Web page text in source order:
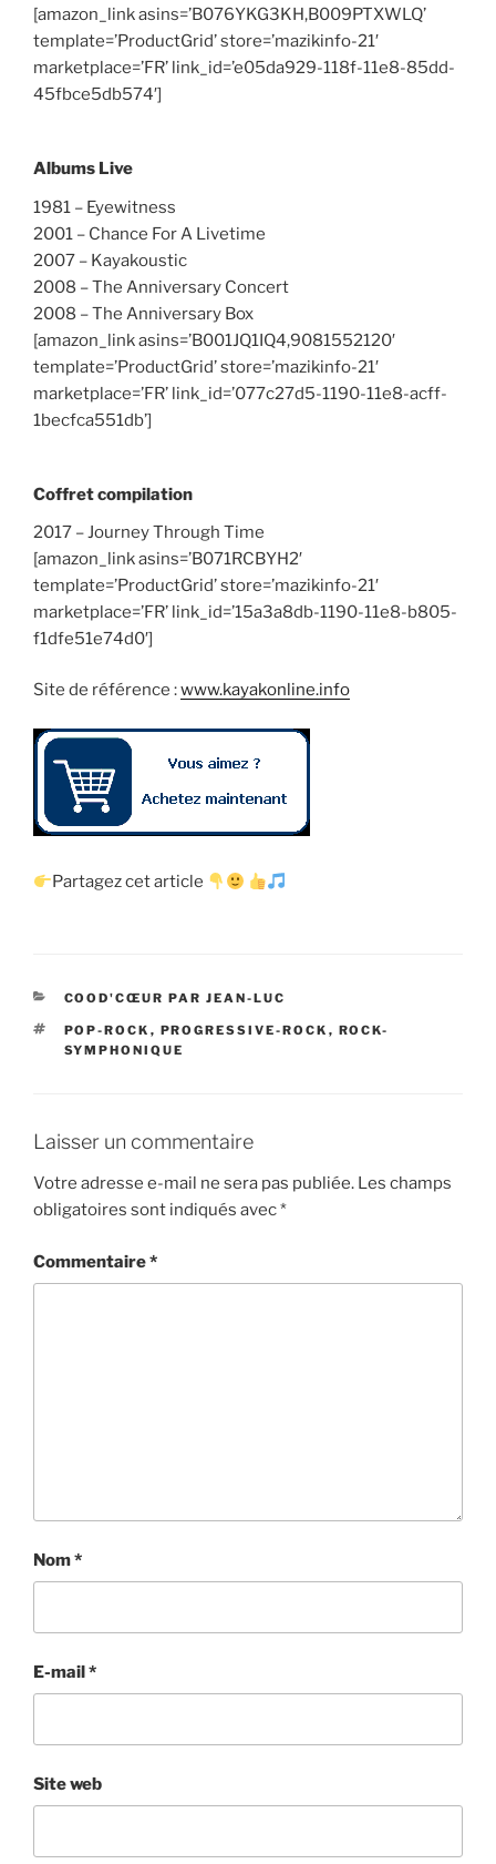
[amazon_link asins=’B076YKG3KH,B009PTXWLQ’
template=’ProductGrid’ store=’mazikinfo-21′
marketplace=’FR’ link_id=’e05da929-118f-11e8-85dd-
45fbce5db574′]
Albums Live
1981 – Eyewitness
2001 – Chance For A Livetime
2007 – Kayakoustic
2008 – The Anniversary Concert
2008 – The Anniversary Box
[amazon_link asins=’B001JQ1IQ4,9081552120′
template=’ProductGrid’ store=’mazikinfo-21′
marketplace=’FR’ link_id=’077c27d5-1190-11e8-acff-
1becfca551db’]
Coffret compilation
2017 – Journey Through Time
[amazon_link asins=’B071RCBYH2′
template=’ProductGrid’ store=’mazikinfo-21′
marketplace=’FR’ link_id=’15a3a8db-1190-11e8-b805-
f1dfe51e74d0′]
Site de référence :www.kayakonline.info
Partagez cet article
CATÉGORIES
COOD'CŒUR PAR JEAN-LUC
ÉTIQUETTES
POP-ROCK , PROGRESSIVE-ROCK , ROCK-
SYMPHONIQUE
Laisser un commentaire
Votre adresse e-mail ne sera pas publiée. Les champs
obligatoires sont indiqués avec*
Commentaire*
Nom*
E-mail*
Site web